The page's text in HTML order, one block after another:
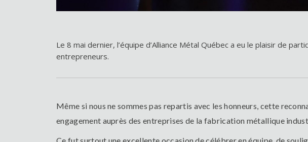
Le 8 mai dernier, l’équipe d’Alliance Métal Québec a eu le plaisir de
entrepreneurs.
Même si nous ne sommes pas repartis avec les honneurs, cette
engagement auprès des entreprises de la fabrication métallique